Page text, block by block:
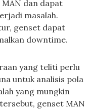
dan dapat
masalah.
genset dapat
downtime.
yang teliti perlu
untuk analisis pola
yang mungkin
genset MAN